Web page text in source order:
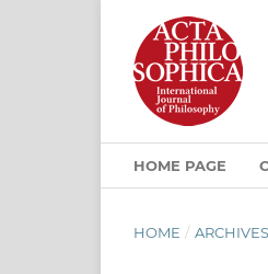
HOME PAGE
HOME / ARCHIVES